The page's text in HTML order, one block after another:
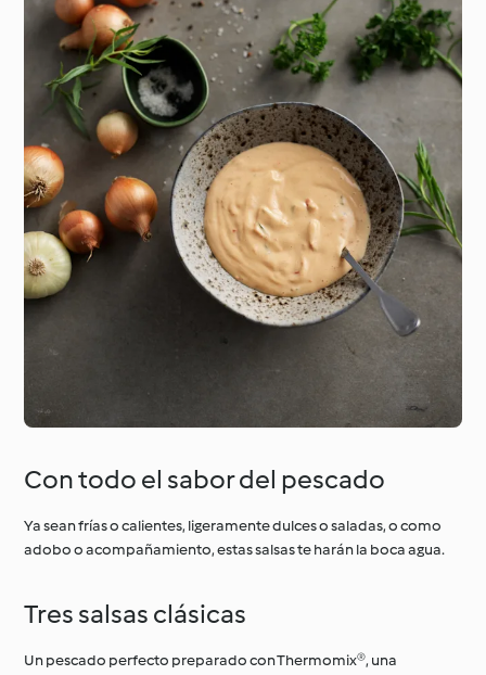
Alrededor del mundo
con Cookidoo®
Clases de cocina con
Cookidoo®
Con todo el sabor del pescado
Ya sean frías o calientes, ligeramente dulces o saladas, o como
adobo o acompañamiento, estas salsas te harán la boca agua.
Tres salsas clásicas
Un pescado perfecto preparado con Thermomix®, una